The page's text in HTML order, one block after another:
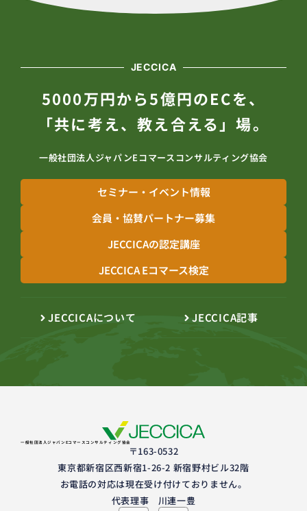
JECCICA
5000万円から5億円のECを、
「共に考え、教え合える」場。
一般社団法人ジャパンEコマースコンサルティング協会
セミナー・イベント情報
会員・協賛パートナー募集
JECCICAの認定講座
JECCICA Eコマース検定
JECCICAについて JECCICA記事
一般社団法人ジャパンEコマースコンサルティング協会
〒163-0532
東京都新宿区西新宿1-26-2 新宿野村ビル32階
お電話の対応は現在受け付けておりません。
代表理事 川連一豊